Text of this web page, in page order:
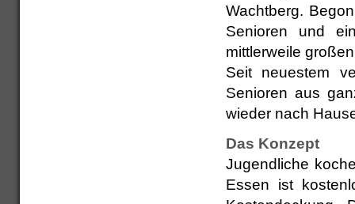
Wachtberg.
Senioren und
mittlerweile
Seit neuestem
Senioren aus
wieder nach
Das Konzept
Jugendliche
Essen ist